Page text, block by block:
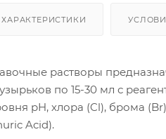
ХАРАКТЕРИСТИКИ
растворы
по 15-30 мл с
pH, хлора (Cl), брома
Acid).